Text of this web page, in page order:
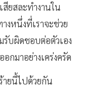
ยสละทำงานใน
งหนึ่งที่เราจะช่วย
รับผิดชอบต่อตัวเอง
กมาอย่างเคร่งครัด
ายนี้ไปด้วยกัน